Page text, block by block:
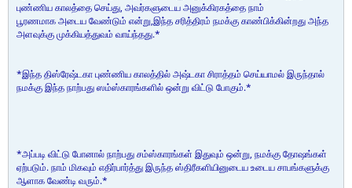
புண்ணிய காலத்தை செய்து, அவர்களுடைய அனுக்கிரகத்தை நாம்
பூரணமாக அடைய வேண்டும் என்று,இந்த சரித்திரம் நமக்கு காண்பிக்கின்றது அந்த
அளவுக்கு முக்கியத்துவம் வாய்ந்தது.*
*இந்த திஸ்ரேஷ்டகா புண்ணிய காலத்தில் அஷ்டகா சிராத்தம் செய்யாமல் இருந்தால்
நமக்கு இந்த நாற்பது ஸம்ஸ்காரங்களில் ஒன்று விட்டு போகும்.*
*அப்படி விட்டு போனால் நாற்பது சம்ஸ்காரங்கள் இதுவும் ஒன்று, நமக்கு தோஷங்கள்
ஏற்படும். நாம் மிகவும் எதிர்பார்த்து இருந்த ஸ்திரீகளியினுடைய உடைய சாபங்களுக்கு
ஆளாக வேண்டி வரும்.*